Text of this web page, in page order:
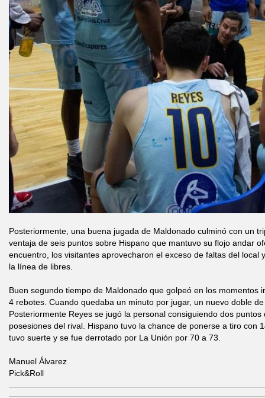
Posteriormente, una buena jugada de Maldonado culminó con un
ventaja de seis puntos sobre Hispano que mantuvo su flojo andar
encuentro, los visitantes aprovecharon el exceso de faltas del local
la línea de libres.
Buen segundo tiempo de Maldonado que golpeó en los momentos
4 rebotes. Cuando quedaba un minuto por jugar, un nuevo doble
Posteriormente Reyes se jugó la personal consiguiendo dos
posesiones del rival. Hispano tuvo la chance de ponerse a tiro con
tuvo suerte y se fue derrotado por La Unión por 70 a 73.
Manuel Álvarez
Pick&Roll